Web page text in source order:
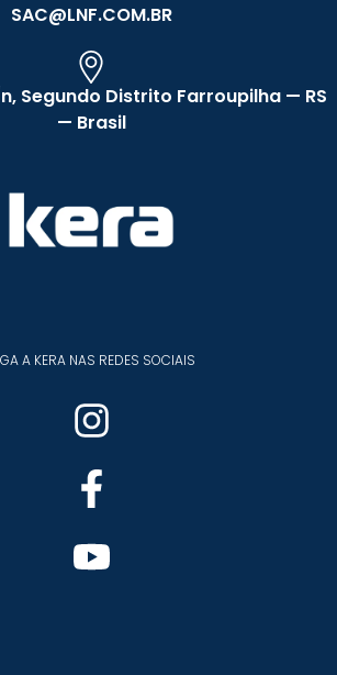
SAC@LNF.COM.BR
Segundo Distrito Farroupilha — RS
— Brasil
A KERA NAS REDES SOCIAIS